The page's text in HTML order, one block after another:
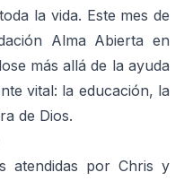
la vida. Este mes de
Alma Abierta en
más allá de la ayuda
vital: la educación, la
de Dios.
atendidas por Chris y